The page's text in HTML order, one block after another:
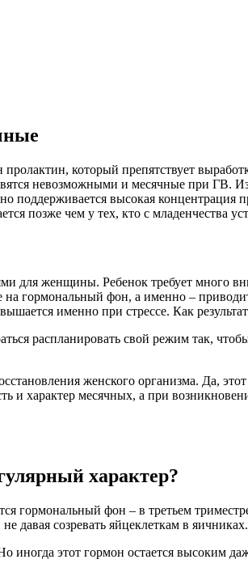
который препятствует
невозможными и месячные при ГВ.
поддерживается высокая
позже чем у тех, кто с младенчества
женщины. Ребенок требует много
на гормональный фон, а именно –
именно при стрессе. Как
распланировать свой режим так,
женского организма. Да,
и характер месячных, а при
характер?
гормональный фон – в третьем
давая созревать яйцеклеткам в яичниках.
этот гормон остается высоким